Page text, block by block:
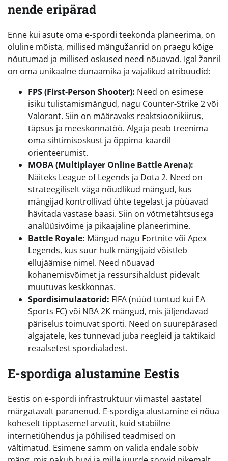
nende eripärad
Enne kui asute oma e-spordi teekonda planeerima, on
oluline mõista, millised mängužanrid on praegu kõige
nõutumad ja millised oskused need nõuavad. Igal žanril
on oma unikaalne dünaamika ja vajalikud atribuudid:
FPS (First-Person Shooter): Need on esimese
isiku tulistamismängud, nagu Counter-Strike 2 või
Valorant. Siin on määravaks reaktsioonikiirus,
täpsus ja meeskonnatöö. Algaja peab treenima
oma sihtimisoskust ja õppima kaardil
orienteerumist.
MOBA (Multiplayer Online Battle Arena):
Näiteks League of Legends ja Dota 2. Need on
strateegiliselt väga nõudlikud mängud, kus
mängijad kontrollivad ühte tegelast ja püüavad
hävitada vastase baasi. Siin on võtmetähtsusega
analüüsivõime ja pikaajaline planeerimine.
Battle Royale: Mängud nagu Fortnite või Apex
Legends, kus suur hulk mängijaid võistleb
ellujäämise nimel. Need nõuavad
kohanemisvõimet ja ressursihaldust pidevalt
muutuvas keskkonnas.
Spordisimulaatorid: FIFA (nüüd tuntud kui EA
Sports FC) või NBA 2K mängud, mis jäljendavad
päriselus toimuvat sporti. Need on suurepärased
algajatele, kes tunnevad juba reegleid ja taktikaid
reaalsetest spordialadest.
E-spordiga alustamine Eestis
Eestis on e-spordi infrastruktuur viimastel aastatel
märgatavalt paranenud. E-spordiga alustamine ei nõua
koheselt tipptasemel arvutit, kuid stabiilne
internetiühendus ja põhilised teadmised on
vältimatud. Esimene samm on valida endale sobiv